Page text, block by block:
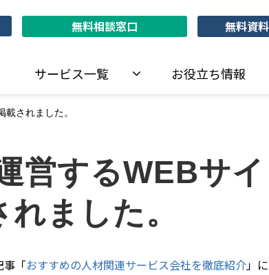
無料相談窓口 無料資
サービス一覧 お役立ち情報
されました。
営するWEBサ
ました。
事「おすすめの人材関連サービス会社を徹底紹介」